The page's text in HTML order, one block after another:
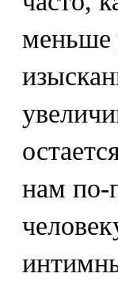
меньше
нам по-